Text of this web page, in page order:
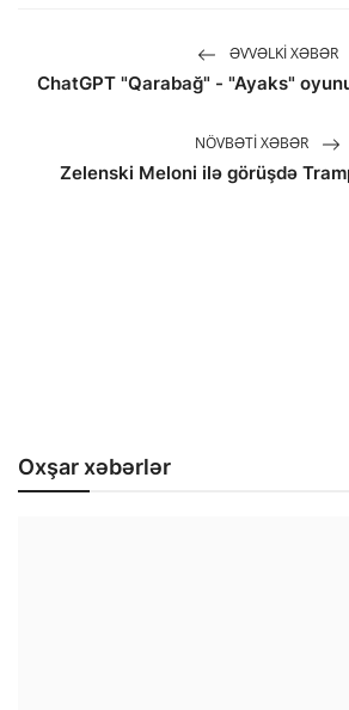
ƏVVƏLKI XƏBƏR
ChatGPT "Qarabağ" - "Ayaks"
NÖVBƏTI XƏBƏR
Zelenski Meloni ilə görüşdə
Oxşar xəbərlər